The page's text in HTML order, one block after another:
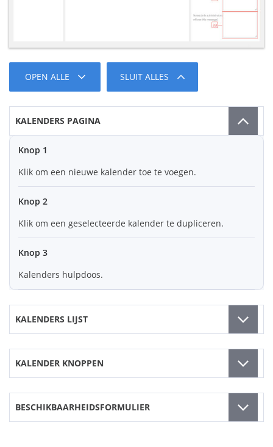
OPEN ALLE SLUIT ALLES
KALENDERS PAGINA
Knop 1
Klik om een nieuwe kalender toe te voegen.
Knop 2
Klik om een geselecteerde kalender te dupliceren.
Knop 3
Kalenders hulpdoos.
KALENDERS LIJST
KALENDER KNOPPEN
BESCHIKBAARHEIDSFORMULIER